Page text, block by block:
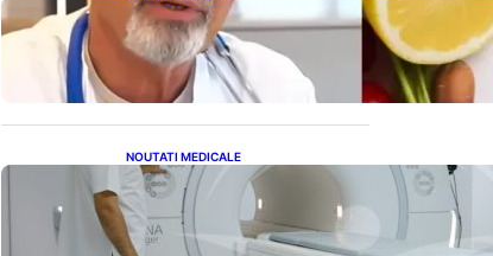
Dieta Cerin: O abordare
inovatoare pentru slăbire
fără senzația de foame
NOUTATI MEDICALE
Impactul Substanțelor de
Contrast în RMN: Îngrijorări
Legate de Gadoliniu și
Acidul Oxalic